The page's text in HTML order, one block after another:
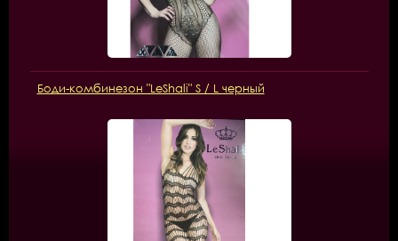
Боди-комбинезон "LeShali" S / L черный